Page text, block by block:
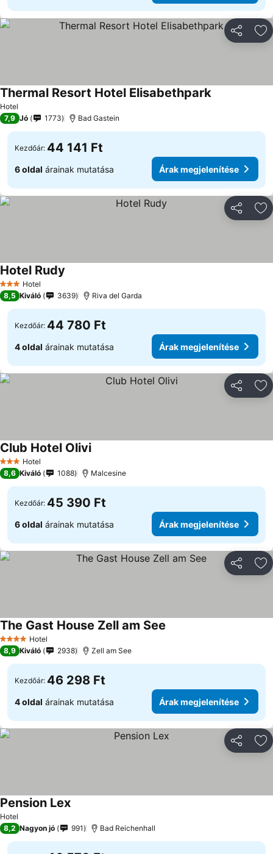
Hotel
Thermal Resort Hotel ElisabethparkÁrak
7,9 Jó 1773 Bad Gastein
Kezdőár: 44 141 Ft
6 oldal árainak mutatása Árak megjelenítése
3 Kategória
Hotel
Hotel Rudy
8,5 Kiváló 3639 Riva del Garda
Kezdőár: 44 780 Ft
4 oldal árainak mutatása Árak megjelenítése
3 Kategória
Hotel
Club Hotel OliviÁrak megjelenítése
8,6 Kiváló 1088 Malcesine
Kezdőár: 45 390 Ft
6 oldal árainak mutatása Árak megjelenítése
4 KategóriaHotel
The Gast House Zell am See
8,9 Kiváló 2938 Zell am See
Kezdőár: 46 298 Ft
4 oldal árainak mutatása Árak megjelenítése
Hotel
Pension LexÁrak megjelenítése
8,2 Nagyon jó 991 Bad Reichenhall